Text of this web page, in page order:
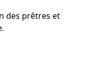
des prêtres et